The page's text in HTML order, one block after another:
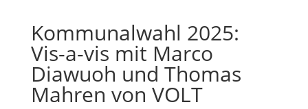
Kommunalwahl 2025:
Vis-a-vis mit Marco
Diawuoh und Thomas
Mahren von VOLT